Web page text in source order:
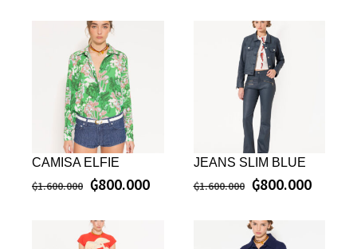
CAMISA ELFIE
₲1.600.000 ₲800.000
JEANS SLIM BLUE
₲1.600.000 ₲800.000